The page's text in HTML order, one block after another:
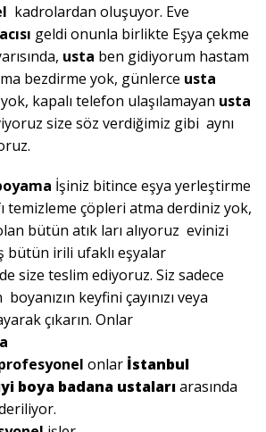
kadrolardan oluşuyor. Eve
geldi onunla birlikte Eşya çekme
usta ben gidiyorum hastam
bezdirme yok, günlerce usta
kapalı telefon ulaşılamayan usta
size söz verdiğimiz gibi aynı
İşiniz bitince eşya yerleştirme
temizleme çöpleri atma derdiniz yok,
bütün atık ları alıyoruz evinizi
bütün irili ufaklı eşyalar
size teslim ediyoruz. Siz sadece
keyfini çayınızı veya
çıkarın. Onlar
onlar İstanbul
boya badana ustalarıarasında